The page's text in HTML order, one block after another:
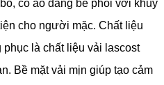
cổ áo dáng bẻ phối với khuy
cho người mặc. Chất liệu
là chất liệu vải lascost
Bề mặt vải mịn giúp tạo cảm